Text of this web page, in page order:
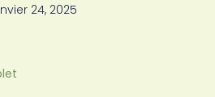
24, 2025